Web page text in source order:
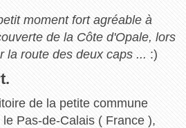
moment fort agréable à
de la Côte d'Opale, lors
la route des deux caps ... :)
de la petite commune
le Pas-de-Calais ( France ),